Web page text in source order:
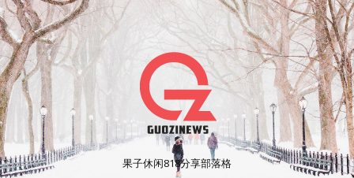
果子休闲818分享部落格